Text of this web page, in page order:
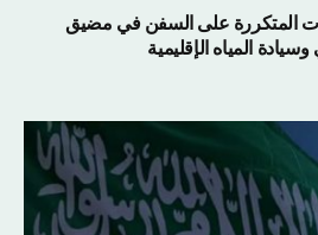
المتكررة على السفن في مضيق
المياه الإقليمية